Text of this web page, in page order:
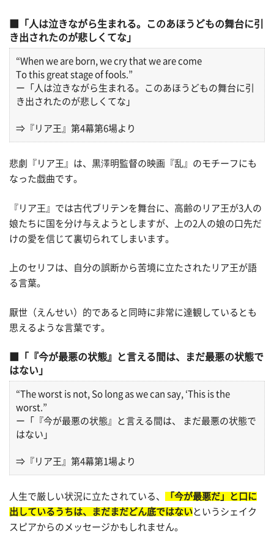
「人は泣きながら生まれる。このあほうどもの舞台に引
き出されたのが悲しくてな」
“When we are born, we cry that we are come
To this great stage of fools.”
ー「人は泣きながら生まれる。このあほうどもの舞台に引
き出されたのが悲しくてな」
⇒『リア王』第4幕第6場より
悲劇『リア王』は、黒澤明監督の映画『乱』のモチーフにも
なった戯曲です。
『リア王』では古代ブリテンを舞台に、高齢のリア王が3人の
娘たちに国を分け与えようとしますが、上の2人の娘の口先だ
けの愛を信じて裏切られてしまいます。
上のセリフは、自分の誤断から苦境に立たされたリア王が語
る言葉。
厭世（えんせい）的であると同時に非常に達観しているとも
思えるような言葉です。
「『今が最悪の状態』と言える間は、まだ最悪の状態で
はない」
“The worst is not, So long as we can say, ‘This is the
worst.”
ー「『今が最悪の状態』と言える間は、 まだ最悪の状態で
はない」
⇒『リア王』第4幕第1場より
人生で厳しい状況に立たされている、
「今が最悪だ」と口に
出しているうちは、まだまだどん底ではないというシェイク
スピアからのメッセージかもしれません。